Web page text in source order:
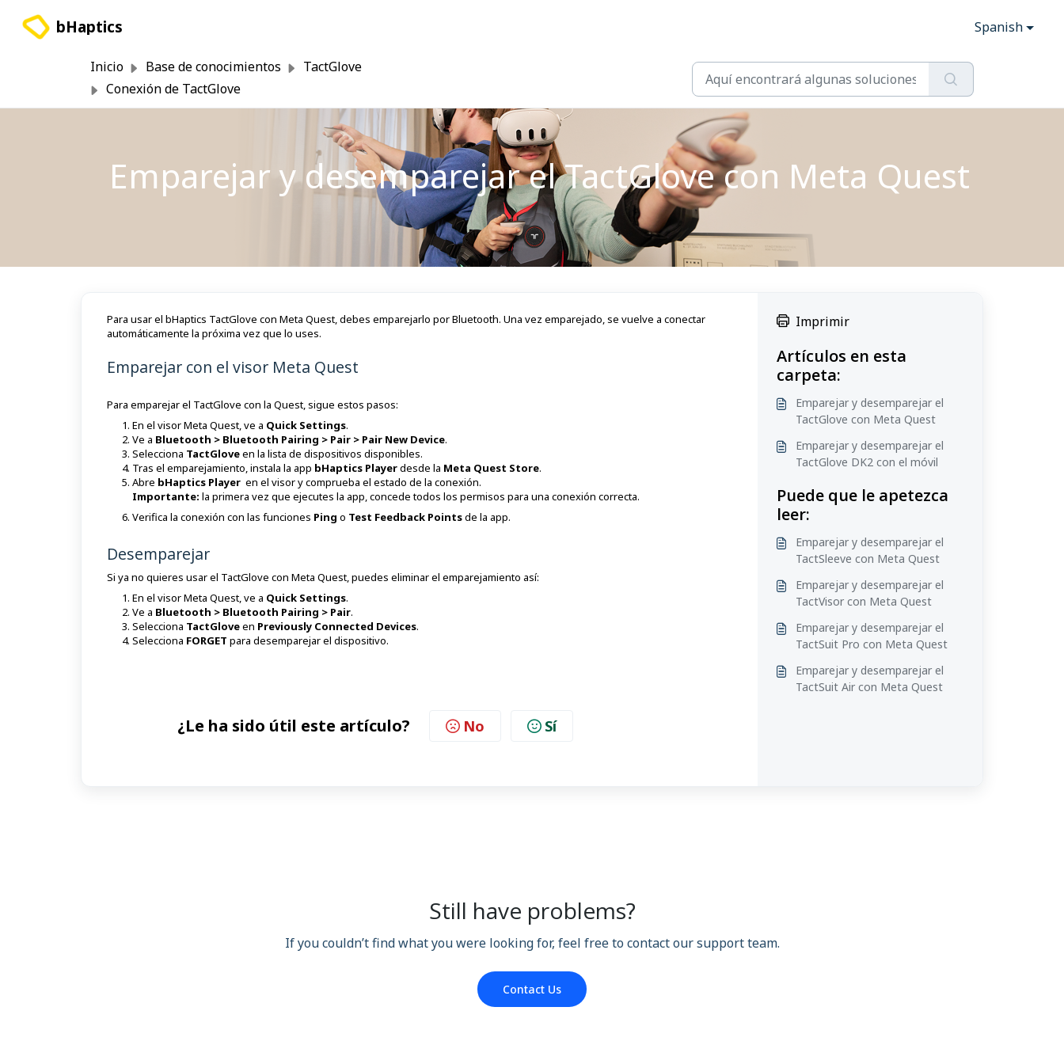
bHaptics Spanish
Inicio Base de conocimientos
TactGlove
Conexión de TactGlove
Emparejar y desemparejar el TactGlove con Meta Quest
Para usar el bHaptics TactGlove con Meta Quest, debes emparejarlo por Bluetooth. Una vez emparejado, se vuelve a conectar
automáticamente la próxima vez que lo uses.
Emparejar con el visor Meta Quest
Para emparejar el TactGlove con la Quest, sigue estos pasos:
En el visor Meta Quest, ve a Quick Settings.
Ve a Bluetooth > Bluetooth Pairing > Pair > Pair New Device.
Selecciona TactGloveen la lista de dispositivos disponibles.
Tras el emparejamiento, instala la app bHaptics Playerdesde la Meta Quest Store.
Abre bHaptics Player en el visor y comprueba el estado de la conexión.
Importante: la primera vez que ejecutes la app, concede todos los permisos para una conexión correcta.
Verifica la conexión con las funciones Ping o Test Feedback Pointsde la app.
Desemparejar
Si ya no quieres usar el TactGlove con Meta Quest, puedes eliminar el emparejamiento así:
En el visor Meta Quest, ve a Quick Settings.
Ve a Bluetooth > Bluetooth Pairing > Pair.
Selecciona TactGloveen Previously Connected Devices.
Selecciona FORGET para desemparejar el dispositivo.
¿Le ha sido útil este artículo? No Sí
Imprimir
Artículos en esta
carpeta:
Emparejar y desemparejar el
TactGlove con Meta Quest
Emparejar y desemparejar el
TactGlove DK2 con el móvil
Puede que le apetezca
leer:
Emparejar y desemparejar el
TactSleeve con Meta Quest
Emparejar y desemparejar el
TactVisor con Meta Quest
Emparejar y desemparejar el
TactSuit Pro con Meta Quest
Emparejar y desemparejar el
TactSuit Air con Meta Quest
Still have problems?
If you couldn’t find what you were looking for, feel free to contact our support team.